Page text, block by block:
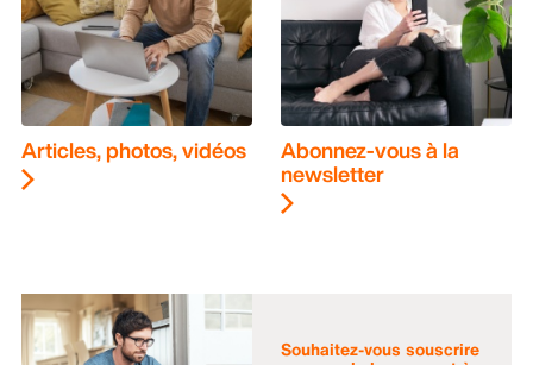
Articles, photos, vidéos Abonnez-vous à la
newsletter
Souhaitez-vous souscrire